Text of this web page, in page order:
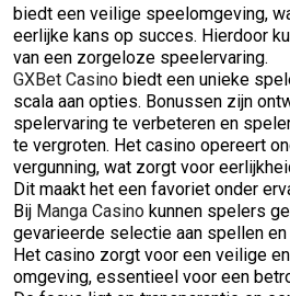
biedt een veilige speelomgeving,
eerlijke kans op succes. Hierdoor
van een zorgeloze speelervaring.
GXBet Casino biedt een unieke
scala aan opties. Bonussen zijn
spelervaring te verbeteren en
te vergroten. Het casino opereert
vergunning, wat zorgt voor
Dit maakt het een favoriet onder
Bij Manga Casino kunnen spelers
gevarieerde selectie aan spellen
Het casino zorgt voor een veilige
omgeving, essentieel voor een